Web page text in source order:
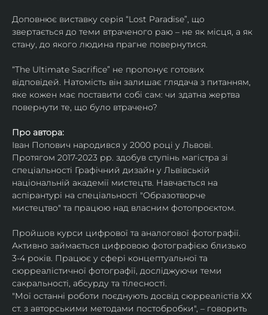
Доповнює виставку серія “Lost Paradise”, що
звертається до теми втраченого раю – не як місця, а як
стану, до якого людина прагне повернутися.
“The Ultimate Sacrifice” не пропонує готових
відповідей. Натомість він залишає глядача з питанням,
яке кожен має поставити собі сам: чи здатна жертва
повернути те, що було втрачено?
Про автора:
Іван Попович народився у 2000 році у Львові.
Протягом 2017-2023 рр. здобув ступінь магістра зі
спеціальності Графічний дизайн у Львівській
національній академії мистецтв. Навчається на
аспірантурі на спеціальності "Образотворче
мистецтво" та працюю над власним фотопроєктом.
Пройшов курси цифрової та аналогової фотографії.
Активно займається цифровою фотографією близько
3-4 років. Працює у сфері концептуальної та
сюрреалістичної фотографії, досліджуючи теми
сакральності, абсурду та тілесності.
"Мої останні роботи поєднують досвід сюрреалістів ХХ
ст. з авторськими методами постобробки", – говорить